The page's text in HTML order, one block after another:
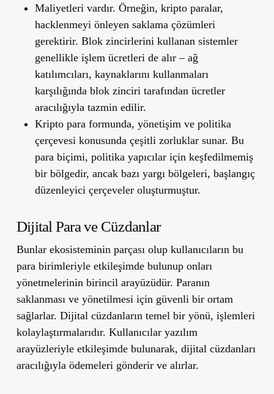
Maliyetleri vardır. Örneğin, kripto paralar,
hacklenmeyi önleyen saklama çözümleri
gerektirir. Blok zincirlerini kullanan sistemler
genellikle işlem ücretleri de alır – ağ
katılımcıları, kaynaklarını kullanmaları
karşılığında blok zinciri tarafından ücretler
aracılığıyla tazmin edilir.
Kripto para formunda, yönetişim ve politika
çerçevesi konusunda çeşitli zorluklar sunar. Bu
para biçimi, politika yapıcılar için keşfedilmemiş
bir bölgedir, ancak bazı yargı bölgeleri, başlangıç
düzenleyici çerçeveler oluşturmuştur.
Dijital Para ve Cüzdanlar
Bunlar ekosisteminin parçası olup kullanıcıların bu
para birimleriyle etkileşimde bulunup onları
yönetmelerinin birincil arayüzüdür. Paranın
saklanması ve yönetilmesi için güvenli bir ortam
sağlarlar. Dijital cüzdanların temel bir yönü, işlemleri
kolaylaştırmalarıdır. Kullanıcılar yazılım
arayüzleriyle etkileşimde bulunarak, dijital cüzdanları
aracılığıyla ödemeleri gönderir ve alırlar.